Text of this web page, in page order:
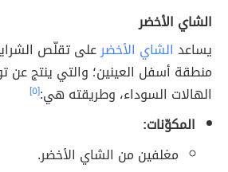
الشاي الأخضر
يساعد الشاي الأخضرعلى تقلّص
منطقة أسفل العينين؛ والتي ينتج
الهالات السوداء، وطريقته هي:[٥]
المكوّنات:
مغلفين من الشاي الأخضر.